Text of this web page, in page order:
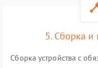
5. Сборка и
Сборка устройства с